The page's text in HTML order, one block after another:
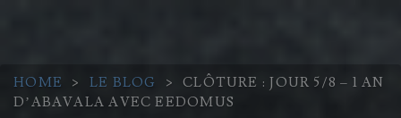
HOME > LE BLOG >
CLÔTURE : JOUR 5/8 – 1 AN
D’ABAVALA AVEC EEDOMUS